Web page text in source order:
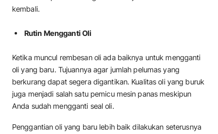
kembali.
Rutin Mengganti Oli
Ketika muncul rembesan oli ada baiknya untuk mengganti
oli yang baru. Tujuannya agar jumlah pelumas yang
berkurang dapat segera digantikan. Kualitas oli yang buruk
juga menjadi salah satu pemicu mesin panas meskipun
Anda sudah mengganti seal oli.
Penggantian oli yang baru lebih baik dilakukan seterusnya